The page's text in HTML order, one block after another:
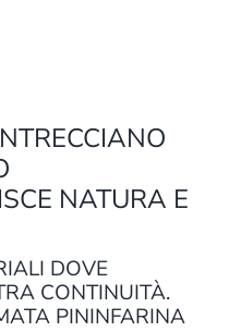
NATURA E
DOVE
CONTINUITÀ.
PININFARINA